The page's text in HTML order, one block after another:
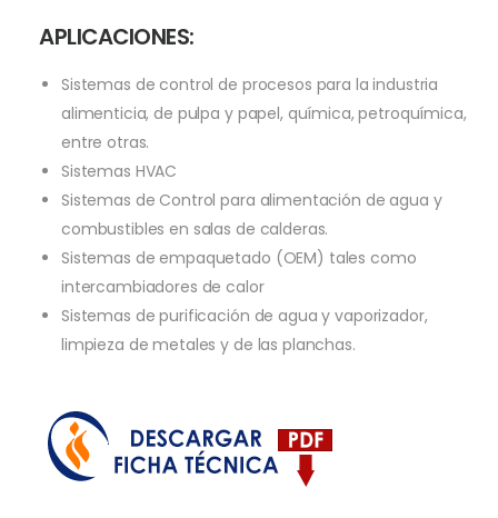
APLICACIONES:
Sistemas de control de procesos para la industria
alimenticia, de pulpa y papel, química, petroquímica,
entre otras.
Sistemas HVAC
Sistemas de Control para alimentación de agua y
combustibles en salas de calderas.
Sistemas de empaquetado (OEM) tales como
intercambiadores de calor
Sistemas de purificación de agua y vaporizador,
limpieza de metales y de las planchas.